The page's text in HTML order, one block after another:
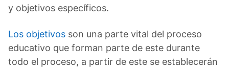
y objetivos específicos.
Los objetivos son una parte vital del proceso
educativo que forman parte de este durante
todo el proceso, a partir de este se establecerán